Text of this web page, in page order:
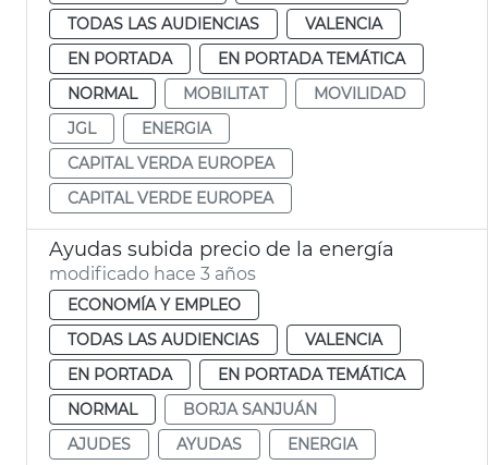
TODAS LAS AUDIENCIAS
VALENCIA
EN PORTADA
EN PORTADA TEMÁTICA
NORMAL
MOBILITAT
MOVILIDAD
JGL
ENERGIA
CAPITAL VERDA EUROPEA
CAPITAL VERDE EUROPEA
Ayudas subida precio de la energía
modificado hace 3 años
ECONOMÍA Y EMPLEO
TODAS LAS AUDIENCIAS
VALENCIA
EN PORTADA
EN PORTADA TEMÁTICA
NORMAL
BORJA SANJUÁN
AJUDES
AYUDAS ENERGIA